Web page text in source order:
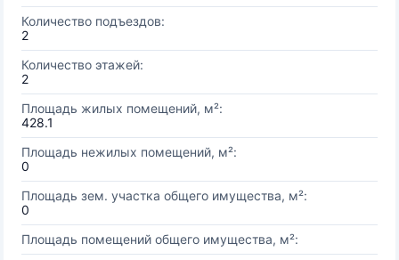
Количество подъездов:
2
Количество этажей:
2
Площадь жилых помещений, м²:
428.1
Площадь нежилых помещений, м²:
0
Площадь зем. участка общего имущества, м²:
0
Площадь помещений общего имущества, м²: